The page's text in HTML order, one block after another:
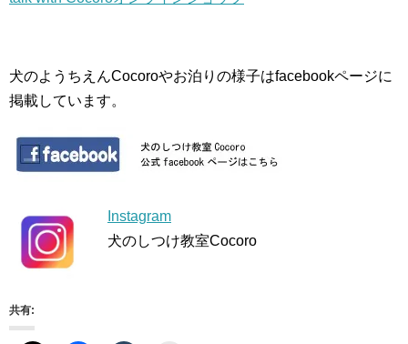
犬のようちえんCocoroやお泊りの様子はfacebookページに
掲載しています。
Instagram
犬のしつけ教室Cocoro
共有: